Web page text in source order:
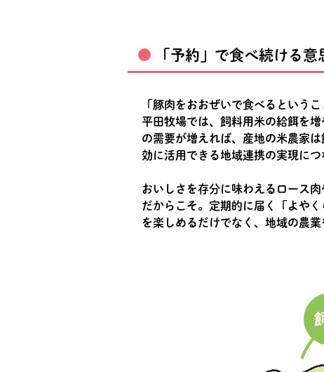
「予約」で食べ続ける
「豚肉をおおぜいで食べるという
平田牧場では、飼料用米の給餌を
の需要が増えれば、産地の米農家
効に活用できる地域連携の実現につ
おいしさを存分に味わえるロース
だからこそ。定期的に届く「よや
を楽しめるだけでなく、地域の農